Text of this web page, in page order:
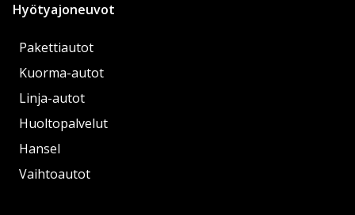
Hyötyajoneuvot
Pakettiautot
Kuorma-autot
Linja-autot
Huoltopalvelut
Hansel
Vaihtoautot